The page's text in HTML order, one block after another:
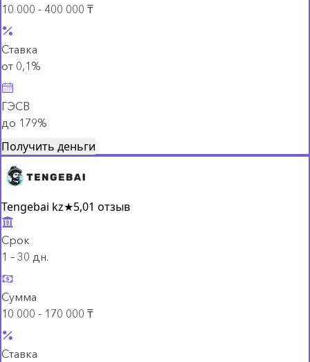
10 000 - 400 000 ₸
Ставка
от 0,1%
ГЭСВ
до 179%
Получить деньги
Tengebai kz★5,01 отзыв
Срок
1 – 30 дн.
Сумма
10 000 - 170 000 ₸
Ставка